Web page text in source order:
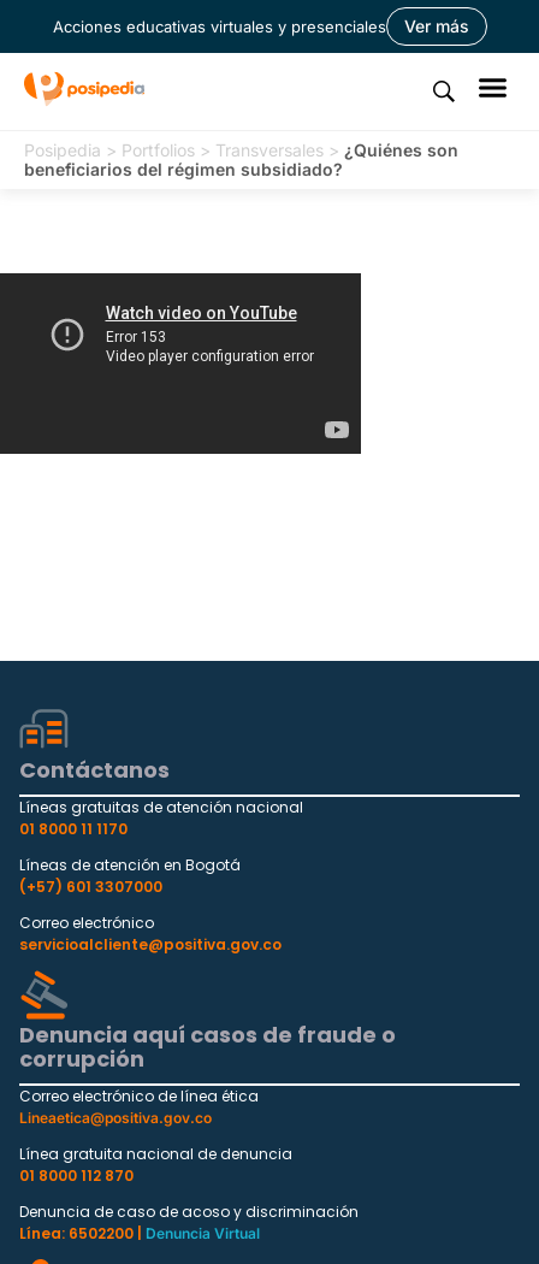
Acciones educativas virtuales y presenciales Ver más
Posipedia > Portfolios > Transversales > ¿Quiénes son
beneficiarios del régimen subsidiado?
Contáctanos
Líneas gratuitas de atención nacional
01 8000 11 1170
Líneas de atención en Bogotá
(+57) 601 3307000
Correo electrónico
servicioalcliente@positiva.gov.co
Denuncia aquí casos de fraude o
corrupción
Correo electrónico de línea ética
Lineaetica@positiva.gov.co
Línea gratuita nacional de denuncia
01 8000 112 870
Denuncia de caso de acoso y discriminación
Línea: 6502200 |
Denuncia Virtual